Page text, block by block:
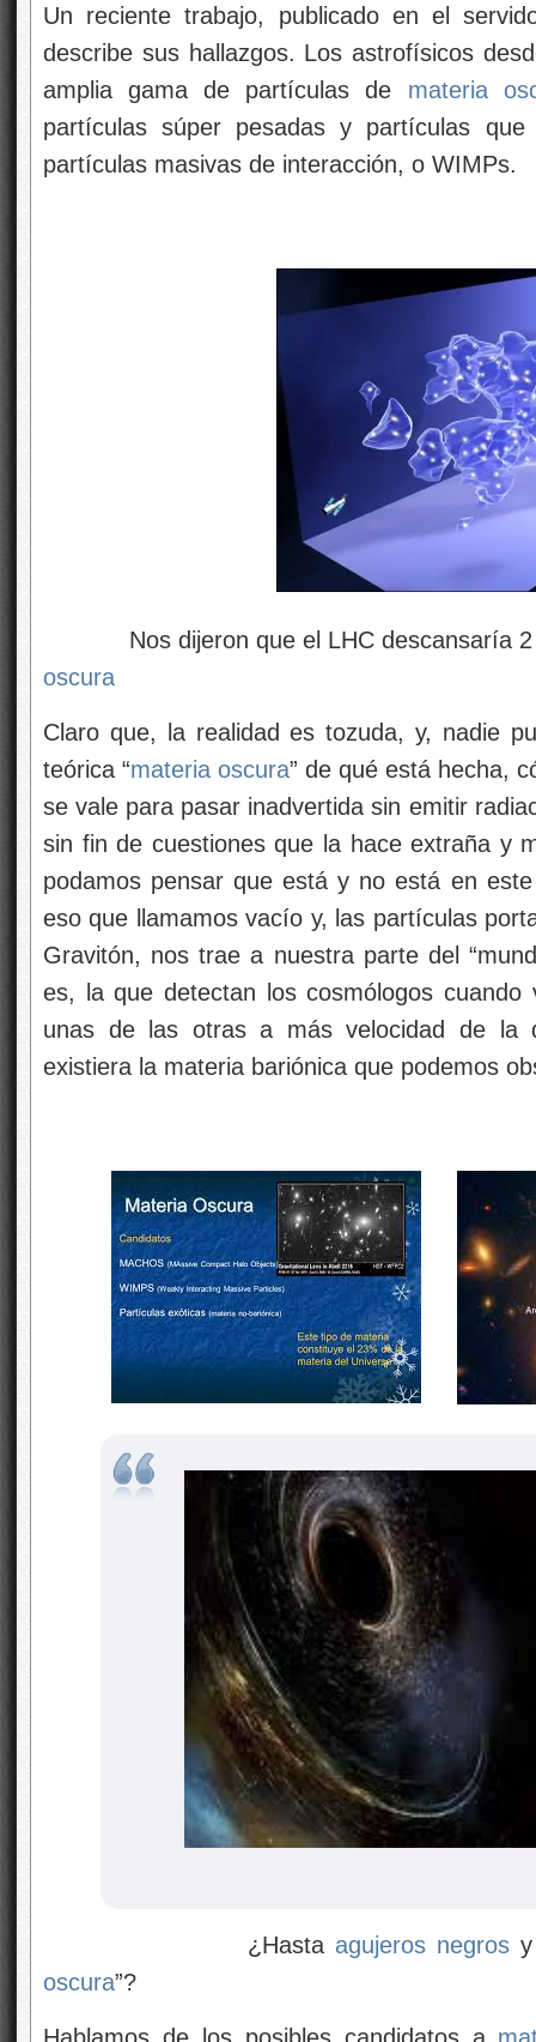
Un reciente trabajo, publicado en el
describe sus hallazgos. Los astrofísicos
amplia gama de partículas de materia
partículas súper pesadas y partículas
partículas masivas de interacción, o WIMPs.
Nos dijeron que el LHC descansaría 2
oscura
Claro que, la realidad es tozuda, y, nadie
teórica “materia oscura” de qué está hecha,
se vale para pasar inadvertida sin emitir
sin fin de cuestiones que la hace extraña y
podamos pensar que está y no está en
eso que llamamos vacío y, las partículas
Gravitón, nos trae a nuestra parte del
es, la que detectan los cosmólogos
unas de las otras a más velocidad de la
existiera la materia bariónica que podemos
¿Hasta agujeros negros
oscura”?